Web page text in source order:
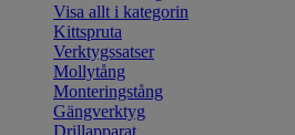
Visa allt i kategorin
Kittspruta
Verktygssatser
Mollytång
Monteringstång
Gängverktyg
Drillapparat